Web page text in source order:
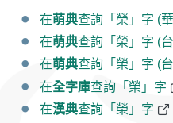
在萌典查詢「榮」字 (
在萌典查詢「榮」字 (
在萌典查詢「榮」字 (
在全字庫查詢「榮」字
在漢典查詢「榮」字